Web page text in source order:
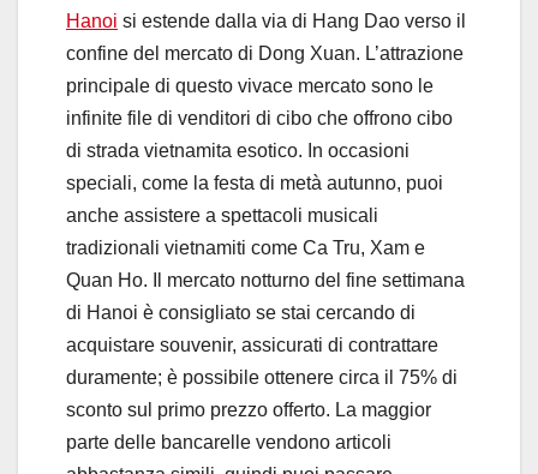
Hanoi si estende dalla via di Hang Dao verso il
confine del mercato di Dong Xuan. L’attrazione
principale di questo vivace mercato sono le
infinite file di venditori di cibo che offrono cibo
di strada vietnamita esotico. In occasioni
speciali, come la festa di metà autunno, puoi
anche assistere a spettacoli musicali
tradizionali vietnamiti come Ca Tru, Xam e
Quan Ho. Il mercato notturno del fine settimana
di Hanoi è consigliato se stai cercando di
acquistare souvenir, assicurati di contrattare
duramente; è possibile ottenere circa il 75% di
sconto sul primo prezzo offerto. La maggior
parte delle bancarelle vendono articoli